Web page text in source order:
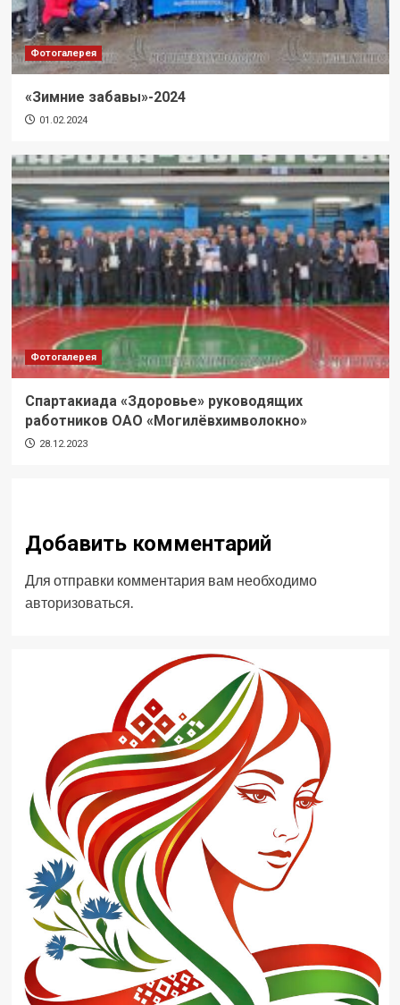
Фотогалерея
«Зимние забавы»-2024
01.02.2024
Фотогалерея
Спартакиада «Здоровье» руководящих
работников ОАО «Могилёвхимволокно»
28.12.2023
Добавить комментарий
Для отправки комментария вам необходимо
авторизоваться